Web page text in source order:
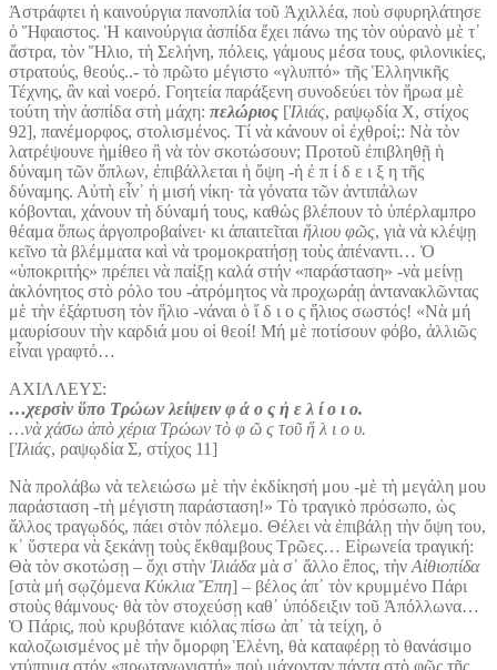
Ἀστράφτει ἡ καινούργια πανοπλία τοῦ Ἀχιλλέα, ποὺ σφυρηλάτησε
ὁ Ἥφαιστος. Ἡ καινούργια ἀσπίδα ἔχει πάνω της τὸν οὐρανὸ μὲ τ᾿
ἄστρα, τὸν Ἥλιο, τὴ Σελήνη, πόλεις, γάμους μέσα τους, φιλονικίες,
στρατούς, θεούς..- τὸ πρῶτο μέγιστο «γλυπτό» τῆς Ἑλληνικῆς
Τέχνης, ἂν καὶ νοερό. Γοητεία παράξενη συνοδεύει τὸν ἥρωα μὲ
τούτη τὴν ἀσπίδα στὴ μάχη: πελώριος [Ἰλιάς, ραψῳδία Χ, στίχος
92], πανέμορφος, στολισμένος. Τί νὰ κάνουν οἱ ἐχθροί;: Νὰ τὸν
λατρέψουνε ἡμίθεο ἢ νὰ τὸν σκοτώσουν; Προτοῦ ἐπιβληθῇ ἡ
δύναμη τῶν ὅπλων, ἐπιβάλλεται ἡ ὄψη -ἡ ἐ π ί δ ε ι ξ η τῆς
δύναμης. Αὐτὴ εἶν᾿ ἡ μισή νίκη· τὰ γόνατα τῶν ἀντιπάλων
κόβονται, χάνουν τὴ δύναμή τους, καθὼς βλέπουν τὸ ὑπέρλαμπρο
θέαμα ὅπως ἀργοπροβαίνει· κι ἀπαιτεῖται ἥλιου φῶς, γιὰ νὰ κλέψῃ
κεῖνο τὰ βλέμματα καὶ νὰ τρομοκρατήσῃ τοὺς ἀπέναντι… Ὁ
«ὑποκριτής» πρέπει νὰ παίξῃ καλά στήν «παράσταση» -νὰ μείνῃ
ἀκλόνητος στὸ ρόλο του -ἀτρόμητος νὰ προχωράῃ ἀντανακλῶντας
μὲ τὴν ἐξάρτυση τὸν ἥλιο -νάναι ὁ ἴ δ ι ο ς ἥλιος σωστός! «Νὰ μή
μαυρίσουν τὴν καρδιά μου οἱ θεοί! Μή μὲ ποτίσουν φόβο, ἀλλιῶς
εἶναι γραφτό…
ΑΧΙΛΛΕΥΣ:
…χερσὶν ὕπο Τρώων λείψειν φ ά ο ς ἠ ε λ ί ο ι ο.
…νὰ χάσω ἀπὸ χέρια Τρώων τὸ φ ῶ ς τοῦ ἥ λ ι ο υ.
[Ἰλιάς, ραψῳδία Σ, στίχος 11]
Νὰ προλάβω νὰ τελειώσω μὲ τὴν ἐκδίκησή μου -μὲ τὴ μεγάλη μου
παράσταση -τὴ μέγιστη παράσταση!» Τὸ τραγικὸ πρόσωπο, ὡς
ἄλλος τραγῳδός, πάει στὸν πόλεμο. Θέλει νὰ ἐπιβάλῃ τὴν ὄψη του,
κ᾿ ὕστερα νὰ ξεκάνῃ τοὺς ἔκθαμβους Τρῶες… Εἰρωνεία τραγική:
Θὰ τὸν σκοτώσῃ – ὄχι στὴν Ἰλιάδαμὰ σ᾿ ἄλλο ἔπος, τὴν Αἰθιοπίδα
[στὰ μή σῳζόμενα Κύκλια Ἔπη] – βέλος ἀπ᾿ τὸν κρυμμένο Πάρι
στοὺς θάμνους· θὰ τὸν στοχεύσῃ καθ᾿ ὑπόδειξιν τοῦ Ἀπόλλωνα…
Ὁ Πάρις, ποὺ κρυβότανε κιόλας πίσω ἀπ᾿ τὰ τείχη, ὁ
καλοζωισμένος μὲ τὴν ὄμορφη Ἑλένη, θὰ καταφέρῃ τὸ θανάσιμο
χτύπημα στόν «πρωταγωνιστή» ποὺ μάχονταν πάντα στὸ φῶς τῆς